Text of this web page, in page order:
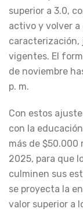
superior a 3.0,
activo y volver
caracterización,
vigentes. El
de noviembre
p. m.
Con estos
con la
más de $50.000
2025, para que
culminen sus
se proyecta la
valor superior a